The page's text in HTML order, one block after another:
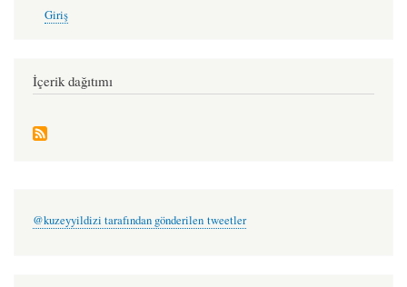
account
Giriş
İçerik dağıtımı
@kuzeyyildizi tarafından gönderilen tweetler